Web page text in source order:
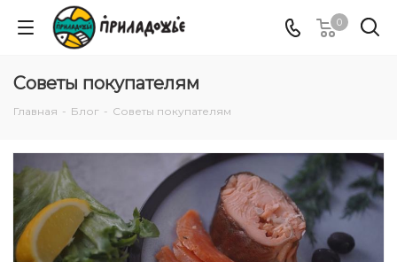
0
Советы покупателям
Главная - Блог - Советы покупателям